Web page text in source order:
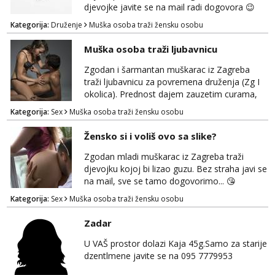
Zara
Čekam tvoj poziv!
tel:0,93€ - mob:1,12€ min
Anđela
Čekam tvoj poziv!
tel:0,93€ - mob:1,12€ min
Mira
Čekam tvoj poziv!
Tel:064/677-677- Kod: #72
tel:0,93€ - mob:1,12€ min
djevojke javite se na mail radi dogovora 😉
Kategorija: Druženje Muška osoba traži žensku osobu
Muška osoba traži ljubavnicu
Zgodan i šarmantan muškarac iz Zagreba
traži ljubavnicu za povremena druženja (Zg I
okolica). Prednost dajem zauzetim curama,
jer vjerujem da im je diskrecija jako bitna kao
i meni. Javite se na mail gdje možemo
započeti razgovor... 💋
Kategorija: Sex Muška osoba traži žensku osobu
Žensko si i voliš ovo sa slike?
Zgodan mladi muškarac iz Zagreba traži
djevojku kojoj bi lizao guzu. Bez straha javi se
na mail, sve se tamo dogovorimo... 😘
Kategorija: Sex Muška osoba traži žensku osobu
Zadar
U VAŠ prostor dolazi Kaja 45g.Samo za starije
dzentlmene javite se na 095 7779953